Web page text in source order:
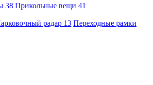
38 Прикольные вещи 41
радар 13 Переходные рамки